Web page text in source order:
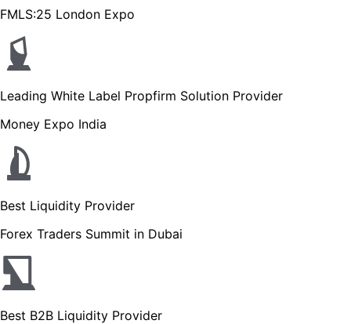
FMLS:25 London Expo
Leading White Label Propfirm Solution Provider
Money Expo India
Best Liquidity Provider
Forex Traders Summit in Dubai
Best B2B Liquidity Provider